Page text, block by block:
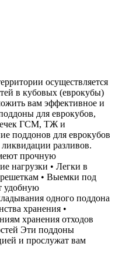
осуществляется
в кубовых (еврокубы)
вам эффективное и
для еврокубов,
ГСМ, ТЖ и
поддонов для еврокубов
разливов.
прочную
нагрузки • Легки в
• Выемки под
удобную
одного поддона
хранения •
хранения отходов
Эти поддоны
и прослужат вам